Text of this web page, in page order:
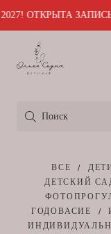
ОТКРЫТА ЗАПИСЬ
ВСЕ
ДЕТСКИЙ
ГОДОВАСИЕ